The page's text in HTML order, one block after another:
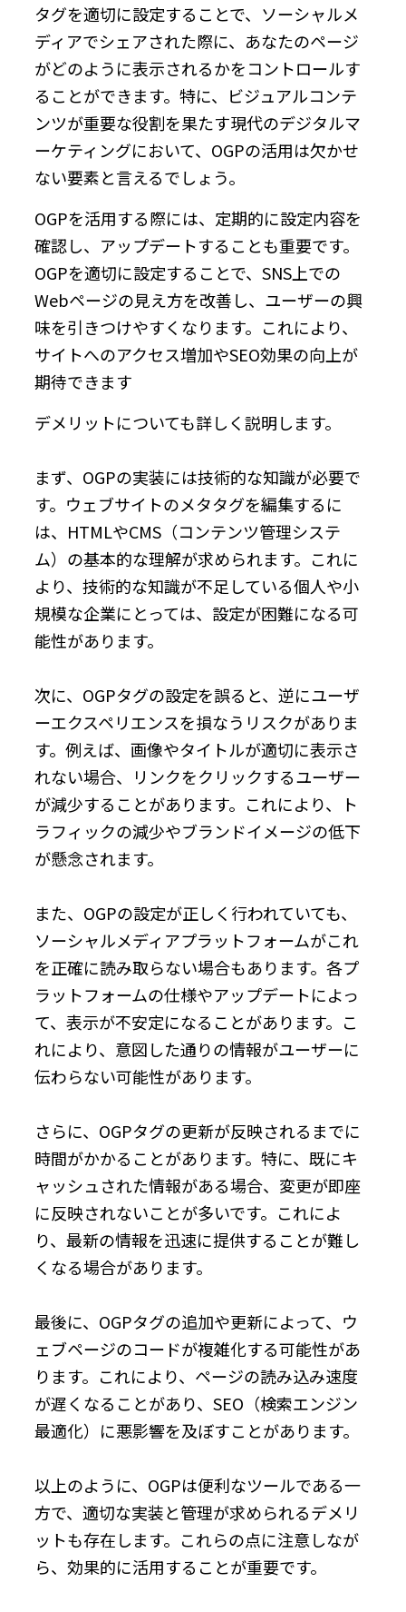
タグを適切に設定することで、ソーシャルメ
ディアでシェアされた際に、あなたのページ
がどのように表示されるかをコントロールす
ることができます。特に、ビジュアルコンテ
ンツが重要な役割を果たす現代のデジタルマ
ーケティングにおいて、OGPの活用は欠かせ
ない要素と言えるでしょう。
OGPを活用する際には、定期的に設定内容を
確認し、アップデートすることも重要です。
OGPを適切に設定することで、SNS上での
Webページの見え方を改善し、ユーザーの興
味を引きつけやすくなります。これにより、
サイトへのアクセス増加やSEO効果の向上が
期待できます
デメリットについても詳しく説明します。
まず、OGPの実装には技術的な知識が必要で
す。ウェブサイトのメタタグを編集するに
は、HTMLやCMS（コンテンツ管理システ
ム）の基本的な理解が求められます。これに
より、技術的な知識が不足している個人や小
規模な企業にとっては、設定が困難になる可
能性があります。
次に、OGPタグの設定を誤ると、逆にユーザ
ーエクスペリエンスを損なうリスクがありま
す。例えば、画像やタイトルが適切に表示さ
れない場合、リンクをクリックするユーザー
が減少することがあります。これにより、ト
ラフィックの減少やブランドイメージの低下
が懸念されます。
また、OGPの設定が正しく行われていても、
ソーシャルメディアプラットフォームがこれ
を正確に読み取らない場合もあります。各プ
ラットフォームの仕様やアップデートによっ
て、表示が不安定になることがあります。こ
れにより、意図した通りの情報がユーザーに
伝わらない可能性があります。
さらに、OGPタグの更新が反映されるまでに
時間がかかることがあります。特に、既にキ
ャッシュされた情報がある場合、変更が即座
に反映されないことが多いです。これによ
り、最新の情報を迅速に提供することが難し
くなる場合があります。
最後に、OGPタグの追加や更新によって、ウ
ェブページのコードが複雑化する可能性があ
ります。これにより、ページの読み込み速度
が遅くなることがあり、SEO（検索エンジン
最適化）に悪影響を及ぼすことがあります。
以上のように、OGPは便利なツールである一
方で、適切な実装と管理が求められるデメリ
ットも存在します。これらの点に注意しなが
ら、効果的に活用することが重要です。